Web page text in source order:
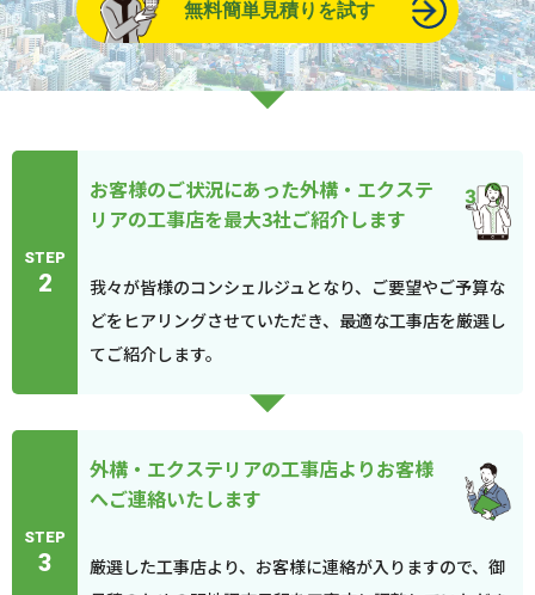
無料簡単見積りを試す
STEP
2
お客様のご状況にあった外構・エクステ
リアの工事店を最大3社ご紹介します
我々が皆様のコンシェルジュとなり、ご要望やご予算な
どをヒアリングさせていただき、最適な工事店を厳選し
てご紹介します。
STEP
3
外構・エクステリアの工事店よりお客様
へご連絡いたします
厳選した工事店より、お客様に連絡が入りますので、御